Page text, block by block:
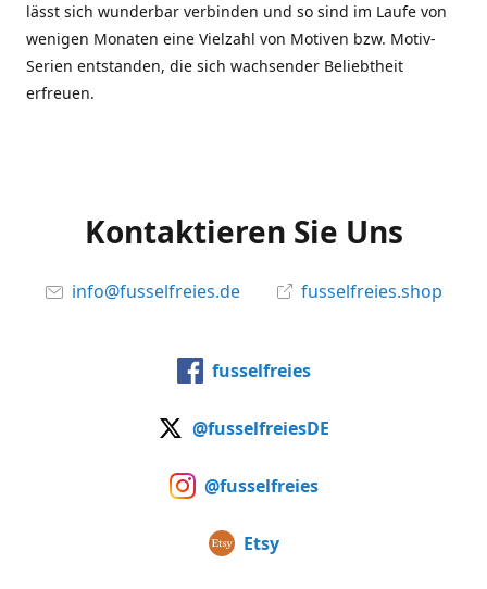
lässt sich wunderbar verbinden und so sind im Laufe von
wenigen Monaten eine Vielzahl von Motiven bzw. Motiv-
Serien entstanden, die sich wachsender Beliebtheit
erfreuen.
Kontaktieren Sie Uns
info@fusselfreies.de fusselfreies.shop
fusselfreies
@fusselfreiesDE
@fusselfreies
Etsy